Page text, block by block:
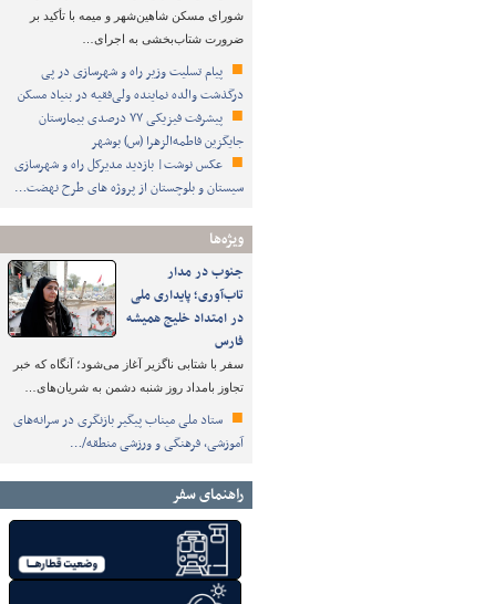
شورای مسکن شاهین‌شهر و میمه با تأکید بر
ضرورت شتاب‌بخشی به اجرای…
پیام تسلیت وزیر راه و شهرسازی در پی
درگذشت والده نماینده ولی‌فقیه در بنیاد مسکن
پیشرفت فیزیکی ۷۷ درصدی بیمارستان
جایگزین فاطمه‌الزهرا (س) بوشهر
عکس نوشت| بازدید مدیرکل راه و شهرسازی
سیستان و بلوچستان از پروژه های طرح نهضت…
ویژه‌ها
جنوب در مدار
تاب‌آوری؛ پایداری ملی
در امتداد خلیج همیشه
فارس
سفر با شتابی ناگزیر آغاز می‌شود؛ آنگاه که خبر
تجاوز بامداد روز شنبه دشمن به شریان‌های…
ستاد ملی میناب پیگیر بازنگری در سرانه‌های
آموزشی، فرهنگی و ورزشی منطقه/…
راهنمای سفر